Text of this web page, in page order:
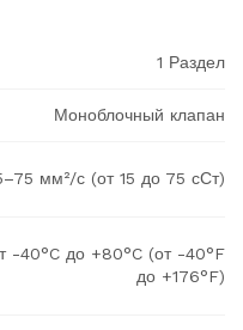
1 Раздел
Моноблочный клапан
мм²/с (от 15 до 75 сСт)
-40°C до +80°C (от -40°F
до +176°F)